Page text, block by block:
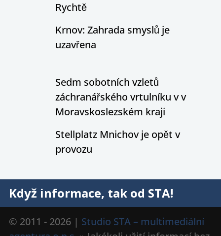
Rychtě
Krnov: Zahrada smyslů je
uzavřena
Sedm sobotních vzletů
záchranářského vrtulníku v v
Moravskoslezském kraji
Stellplatz Mnichov je opět v
provozu
Když informace, tak od STA!
© 2011 - 2026 | Studio STA – multimediální